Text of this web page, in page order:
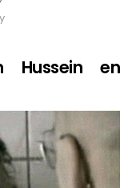
Hussein en